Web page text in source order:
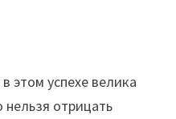
этом успехе велика
нельзя отрицать